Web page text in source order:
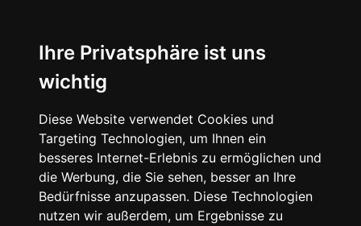
Ihre Privatsphäre ist uns
wichtig
Diese Website verwendet Cookies und
Targeting Technologien, um Ihnen ein
besseres Internet-Erlebnis zu ermöglichen und
die Werbung, die Sie sehen, besser an Ihre
Bedürfnisse anzupassen. Diese Technologien
nutzen wir außerdem, um Ergebnisse zu